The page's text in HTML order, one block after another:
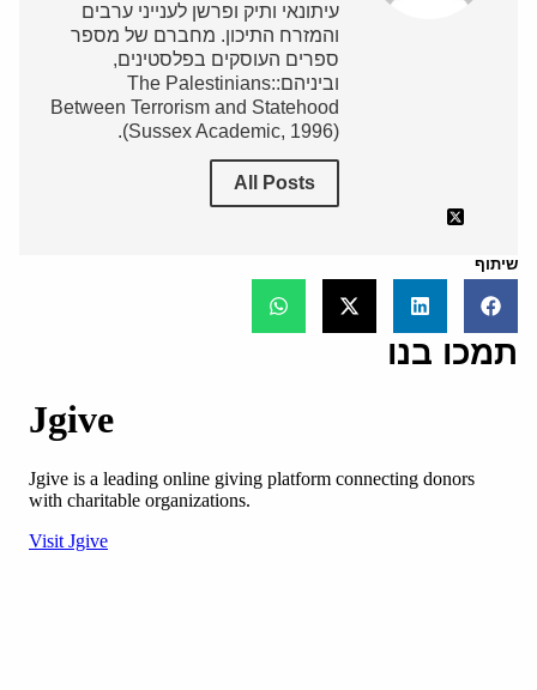
עיתונאי ותיק ופרשן לענייני ערבים
והמזרח התיכון. מחברם של מספר
ספרים העוסקים בפלסטינים,
וביניהם:The Palestinians:
Between Terrorism and Statehood
(Sussex Academic, 1996).
All Posts
שיתוף
תמכו בנו